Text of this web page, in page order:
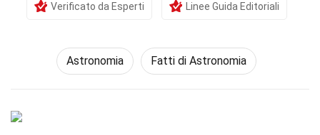
Verificato da Esperti Linee Guida Editoriali
Astronomia Fatti di Astronomia